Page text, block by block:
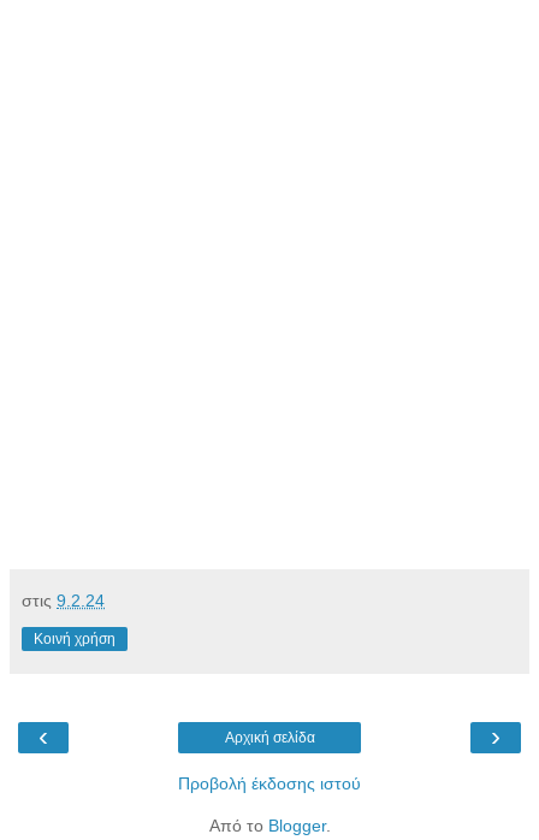
στις 9.2.24
Κοινή χρήση
‹ ›
Αρχική σελίδα
Προβολή έκδοσης ιστού
Από το Blogger.